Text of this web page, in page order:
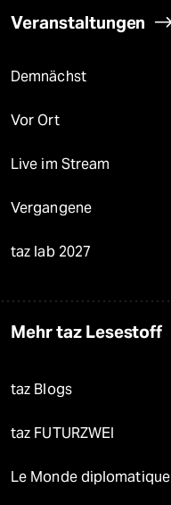
Veranstaltungen
Demnächst
Vor Ort
Live im Stream
Vergangene
taz lab 2027
Mehr taz Lesestoff
taz Blogs
taz FUTURZWEI
Le Monde diplomatique